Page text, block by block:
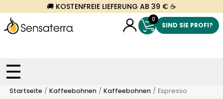
🚚 KOSTENFREIE LIEFERUNG AB 39 € ☕
0
SIND SIE PROFI?
Startseite Kaffeebohnen Kaffeebohnen Espresso